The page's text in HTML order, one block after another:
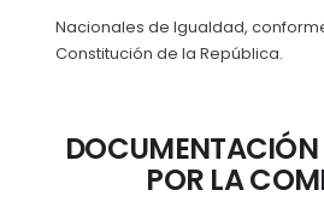
Nacionales de Igualdad,
Constitución de la República.
DOCUMENTACIÓN
POR LA